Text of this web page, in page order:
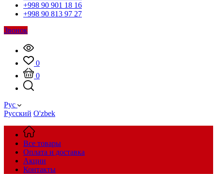
+998 90 901 18 16
+998 90 813 97 27
Звонок
0
0
Рус
Русский O'zbek
Все товары
Оплата и доставка
Акции
Контакты